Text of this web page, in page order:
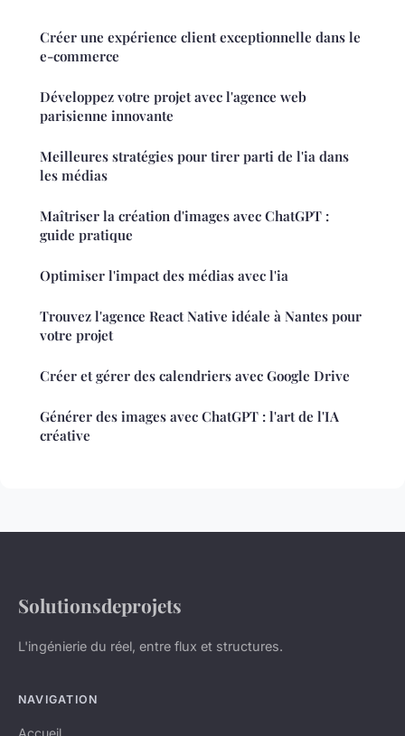
Créer une expérience client exceptionnelle dans le
e-commerce
Développez votre projet avec l'agence web
parisienne innovante
Meilleures stratégies pour tirer parti de l'ia dans
les médias
Maîtriser la création d'images avec ChatGPT :
guide pratique
Optimiser l'impact des médias avec l'ia
Trouvez l'agence React Native idéale à Nantes pour
votre projet
Créer et gérer des calendriers avec Google Drive
Générer des images avec ChatGPT : l'art de l'IA
créative
Solutionsdeprojets
L'ingénierie du réel, entre flux et structures.
NAVIGATION